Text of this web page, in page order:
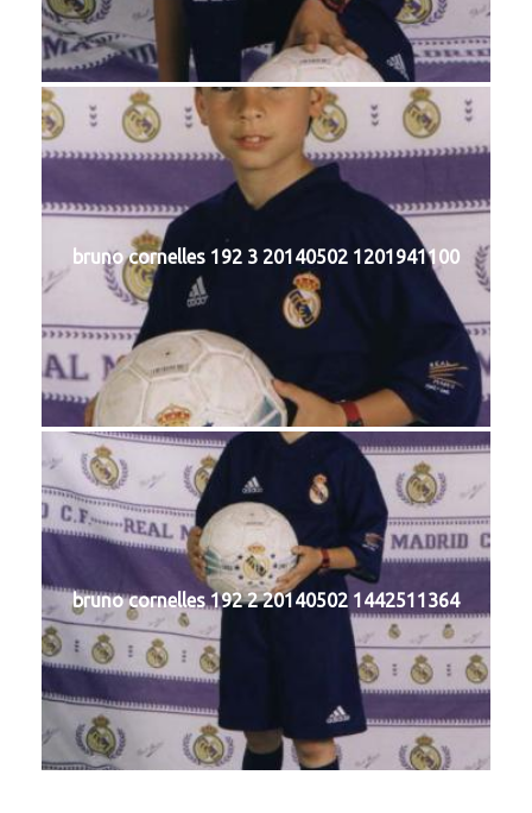
bruno cornelles 192 3 20140502 1201941100
bruno cornelles 192 2 20140502 1442511364